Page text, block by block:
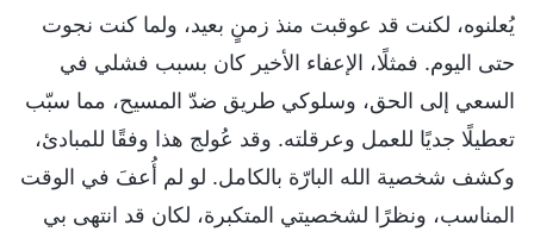
يُعلنوه، لكنت قد عوقبت منذ زمنٍ بعيد، ولما كنت نجوت
حتى اليوم. فمثلًا، الإعفاء الأخير كان بسبب فشلي في
السعي إلى الحق، وسلوكي طريق ضدّ المسيح، مما سبّب
تعطيلًا جديًا للعمل وعرقلته. وقد عُولج هذا وفقًا للمبادئ،
وكشف شخصية الله البارّة بالكامل. لو لم أُعفَ في الوقت
المناسب، ونظرًا لشخصيتي المتكبرة، لكان قد انتهى بي